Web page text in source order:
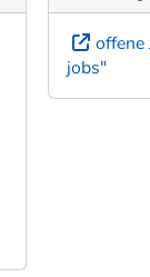
jobs"